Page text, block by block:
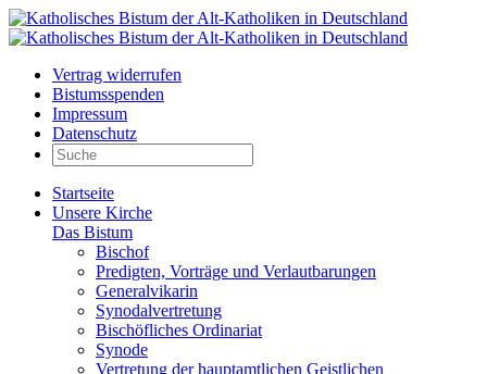
Vertrag widerrufen
Bistumsspenden
Impressum
Datenschutz
Startseite
Unsere Kirche
Das Bistum
Bischof
Predigten, Vorträge und Verlautbarungen
Generalvikarin
Synodalvertretung
Bischöfliches Ordinariat
Synode
Vertretung der hauptamtlichen Geistlichen